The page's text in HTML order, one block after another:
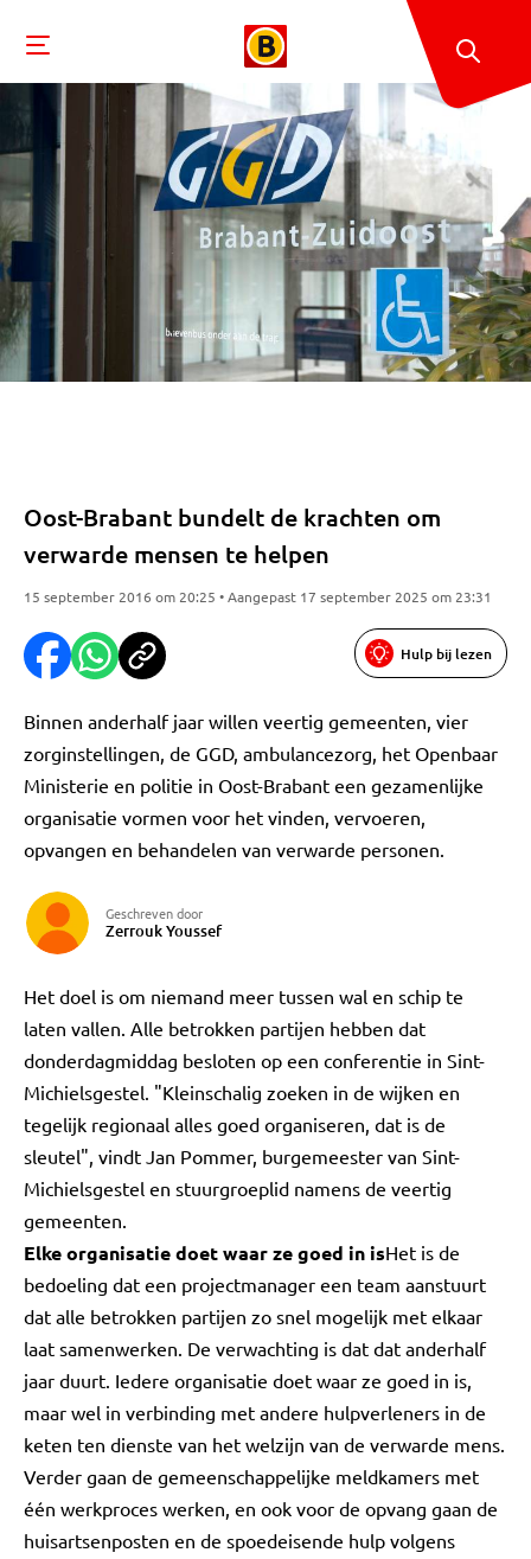
Oost-Brabant bundelt de krachten om
verwarde mensen te helpen
15 september 2016 om 20:25 • Aangepast 17 september 2025 om 23:31
Hulp bij lezen
Binnen anderhalf jaar willen veertig gemeenten, vier
zorginstellingen, de GGD, ambulancezorg, het Openbaar
Ministerie en politie in Oost-Brabant een gezamenlijke
organisatie vormen voor het vinden, vervoeren,
opvangen en behandelen van verwarde personen.
Geschreven door
Zerrouk Youssef
Het doel is om niemand meer tussen wal en schip te
laten vallen. Alle betrokken partijen hebben dat
donderdagmiddag besloten op een conferentie in Sint-
Michielsgestel. "Kleinschalig zoeken in de wijken en
tegelijk regionaal alles goed organiseren, dat is de
sleutel", vindt Jan Pommer, burgemeester van Sint-
Michielsgestel en stuurgroeplid namens de veertig
gemeenten.
Elke organisatie doet waar ze goed in isHet is de
bedoeling dat een projectmanager een team aanstuurt
dat alle betrokken partijen zo snel mogelijk met elkaar
laat samenwerken. De verwachting is dat dat anderhalf
jaar duurt. Iedere organisatie doet waar ze goed in is,
maar wel in verbinding met andere hulpverleners in de
keten ten dienste van het welzijn van de verwarde mens.
Verder gaan de gemeenschappelijke meldkamers met
één werkproces werken, en ook voor de opvang gaan de
huisartsenposten en de spoedeisende hulp volgens